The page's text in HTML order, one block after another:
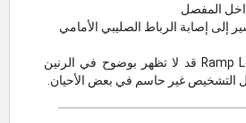
المفصل
إلى إصابة الرباط الصليبي الأمامي
بعض حالات الـ Ramp Lesion قد لا تظهر بوضوح في الرنين
التشخيص غير حاسم في بعض الأحيان.